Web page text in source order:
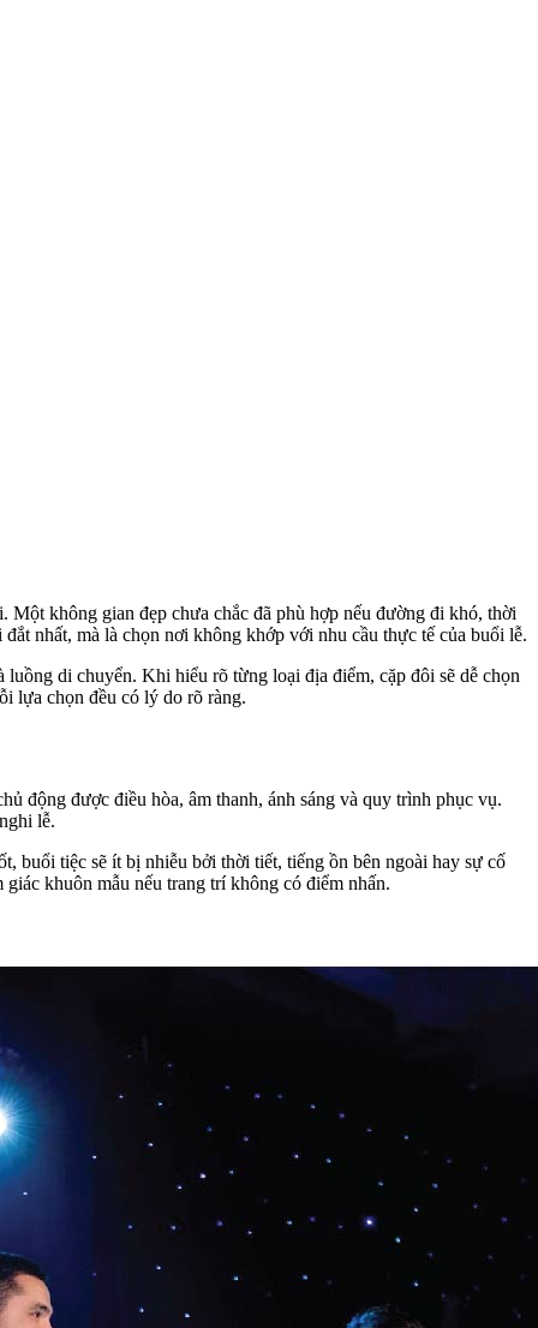
không gian đẹp chưa chắc đã phù hợp nếu đường đi khó, thời
nhất, mà là chọn nơi không khớp với nhu cầu thực tế của buổi lễ.
di chuyển. Khi hiểu rõ từng loại địa điểm, cặp đôi sẽ dễ chọn
lựa chọn đều có lý do rõ ràng.
động được điều hòa, âm thanh, ánh sáng và quy trình phục vụ.
lễ.
buổi tiệc sẽ ít bị nhiễu bởi thời tiết, tiếng ồn bên ngoài hay sự cố
khuôn mẫu nếu trang trí không có điểm nhấn.